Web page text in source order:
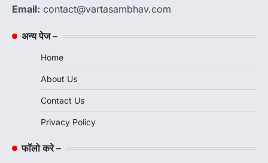
Email: contact@vartasambhav.com
अन्य पेज –
Home
About Us
Contact Us
Privacy Policy
फॉलो करे –